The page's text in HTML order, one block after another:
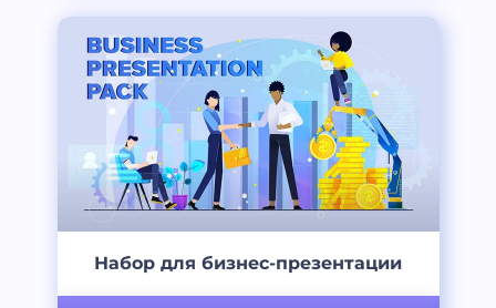
Набор для бизнес-презентации